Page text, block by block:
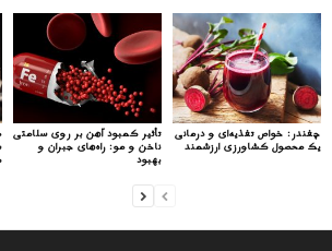
تأثیر کمبود آهن بر روی سلامتی
ناخن و مو: راه‌های جبران و
بهبود
چغندر: خواص تغذیه‌ای و درمانی
یک محصول کشاورزی ارزشمند